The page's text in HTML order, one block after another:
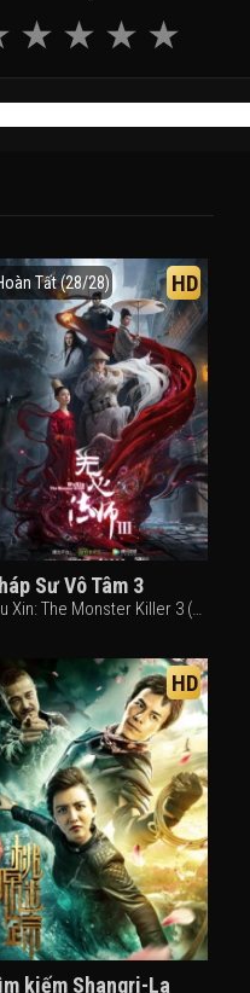
Tất (28/28) HD
Sư Vô Tâm 3
Wu Xin: The Monster Killer 3 (2020)
HD
kiếm Shangri-La